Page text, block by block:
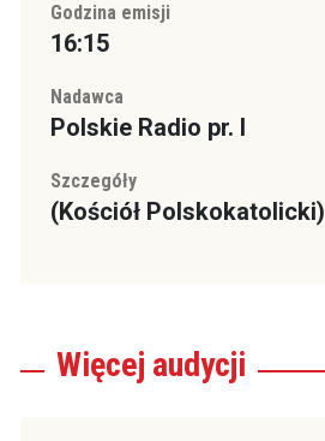
Godzina emisji
16:15
Nadawca
Polskie Radio pr. I
Szczegóły
(Kościół Polskokatolicki)
Więcej audycji